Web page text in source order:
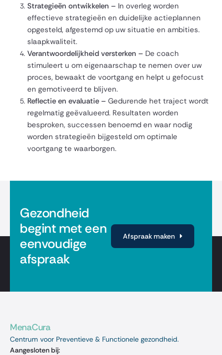
Strategieën ontwikkelen – In overleg worden
effectieve strategieën en duidelijke actieplannen
opgesteld, afgestemd op uw situatie en ambities.
slaapkwaliteit.
Verantwoordelijkheid versterken – De coach
stimuleert u om eigenaarschap te nemen over uw
proces, bewaakt de voortgang en helpt u gefocust
en gemotiveerd te blijven.
Reflectie en evaluatie – Gedurende het traject wordt
regelmatig geëvalueerd. Resultaten worden
besproken, successen benoemd en waar nodig
worden strategieën bijgesteld om optimale
voortgang te waarborgen.
Gezondheid
begint met een
eenvoudige
afspraak
Afspraak maken
MenaCura
Centrum voor Preventieve & Functionele gezondheid.
Aangesloten bij: